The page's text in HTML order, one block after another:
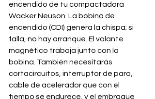
encendido de tu compactadora
Wacker Neuson. La bobina de
encendido (CDI) genera la chispa; si
falla, no hay arranque. El volante
magnético trabaja junto con la
bobina. También necesitarás
cortacircuitos, interruptor de paro,
cable de acelerador que con el
tiempo se endurece, y el embrague